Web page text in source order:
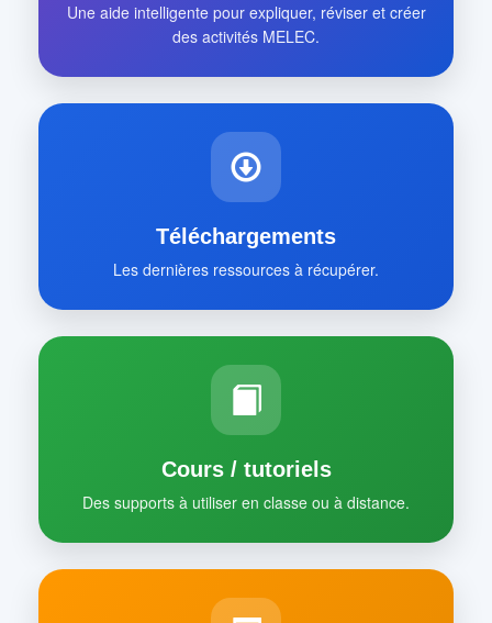
Une aide intelligente pour expliquer, réviser et créer
des activités MELEC.
Téléchargements
Les dernières ressources à récupérer.
Cours / tutoriels
Des supports à utiliser en classe ou à distance.